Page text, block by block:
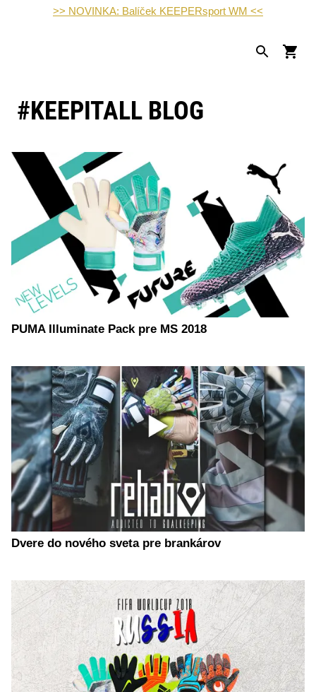
>> NOVINKA: Balíček KEEPERsport WM <<
#KEEPITALL BLOG
PUMA Illuminate Pack pre MS 2018
Dvere do nového sveta pre brankárov